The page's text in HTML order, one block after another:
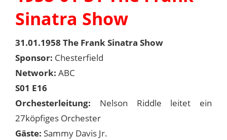
Sinatra Show
31.01.1958 The Frank Sinatra Show
Sponsor: Chesterfield
Network: ABC
S01 E16
Orchesterleitung: Nelson Riddle leitet ein
27köpfiges Orchester
Gäste: Sammy Davis Jr.